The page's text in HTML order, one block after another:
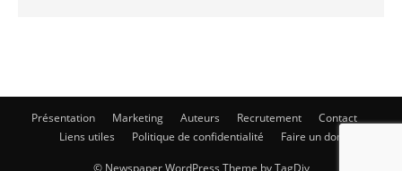
Présentation Marketing Auteurs Recrutement
Contact
Liens utiles
Politique de confidentialité Faire un don
© Newspaper WordPress Theme by TagDiv